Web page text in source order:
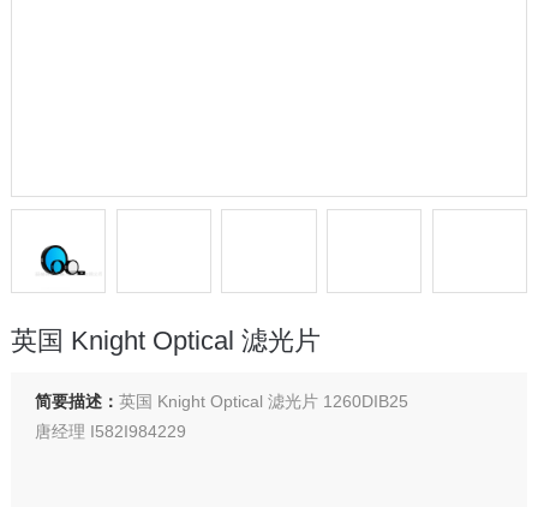
英国 Knight Optical 滤光片
简要描述： 英国 Knight Optical 滤光片 1260DIB25
唐经理 I582I984229